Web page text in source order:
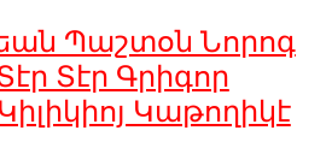
Պաշտօն Նորոգ
Տէր Գրիգոր
Կաթողիկէ